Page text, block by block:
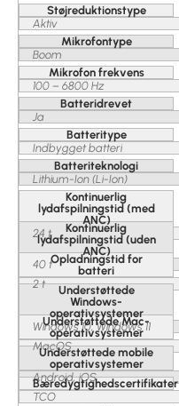
Støjreduktionstype
Aktiv
Mikrofontype
Boom
Mikrofon frekvens
100 – 6800 Hz
Batteridrevet
Ja
Batteritype
Indbygget batteri
Batteriteknologi
Lithium-Ion (Li-Ion)
Kontinuerlig
lydafspilningstid (med
ANC)
24 t
Kontinuerlig
lydafspilningstid (uden
ANC)
40 tOpladningstid for
batteri
2 t
Understøttede
Windows-
operativsystemer
Windows 10, Windows 11
Understøttede Mac-
operativsystemer
MacOS
Understøttede mobile
operativsystemer
Android, iOS
Bæredygtighedscertifikater
TCO